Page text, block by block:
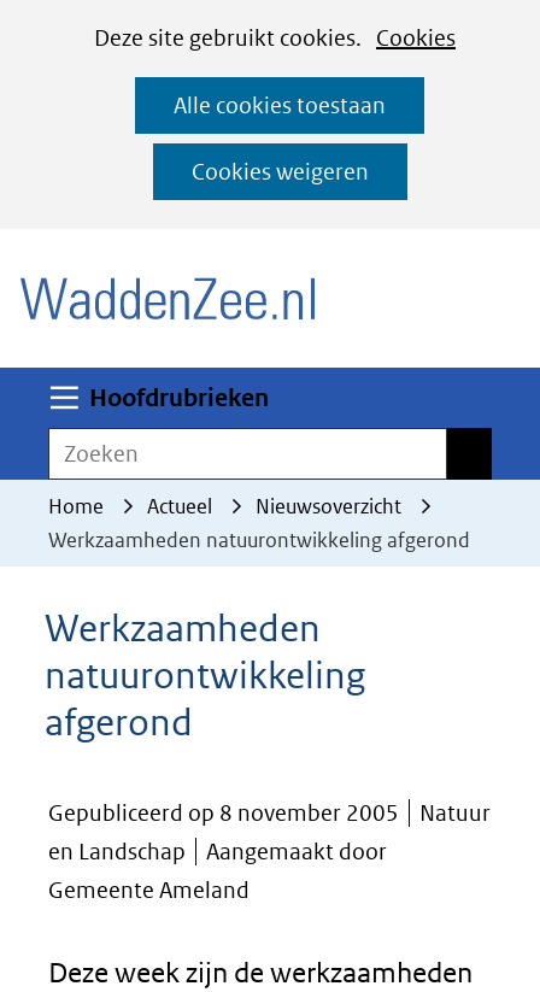
CookiesDeze site gebruikt cookies. Cookies
deze
worden
toegestaan
geweigerd.
Alle cookies toestaan
Cookies weigeren
Ga
naar
de
inhoud
Hoofdrubrieken
Zoeken
Home Actueel
Nieuwsoverzicht
Werkzaamheden natuurontwikkeling afgerond
Werkzaamheden
natuurontwikkeling
afgerond
Gepubliceerd op 8 november 2005
Natuur
en Landschap
Aangemaakt door
Gemeente Ameland
Deze week zijn de werkzaamheden